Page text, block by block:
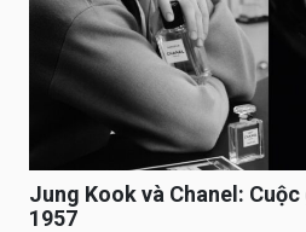
Jung Kook và Chanel:
1957